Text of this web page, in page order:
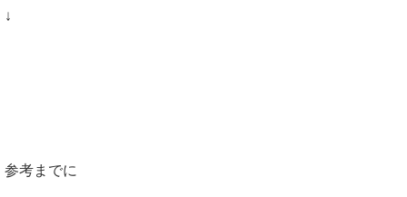
↓
参考までに